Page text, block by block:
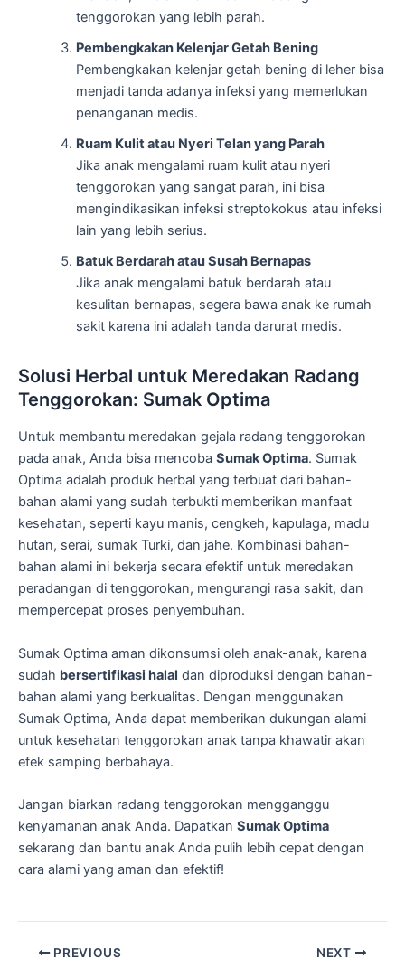
tenggorokan yang lebih parah.
Pembengkakan Kelenjar Getah Bening
Pembengkakan kelenjar getah bening di leher bisa
menjadi tanda adanya infeksi yang memerlukan
penanganan medis.
Ruam Kulit atau Nyeri Telan yang Parah
Jika anak mengalami ruam kulit atau nyeri
tenggorokan yang sangat parah, ini bisa
mengindikasikan infeksi streptokokus atau infeksi
lain yang lebih serius.
Batuk Berdarah atau Susah Bernapas
Jika anak mengalami batuk berdarah atau
kesulitan bernapas, segera bawa anak ke rumah
sakit karena ini adalah tanda darurat medis.
Solusi Herbal untuk Meredakan Radang
Tenggorokan: Sumak Optima
Untuk membantu meredakan gejala radang tenggorokan
pada anak, Anda bisa mencoba Sumak Optima. Sumak
Optima adalah produk herbal yang terbuat dari bahan-
bahan alami yang sudah terbukti memberikan manfaat
kesehatan, seperti kayu manis, cengkeh, kapulaga, madu
hutan, serai, sumak Turki, dan jahe. Kombinasi bahan-
bahan alami ini bekerja secara efektif untuk meredakan
peradangan di tenggorokan, mengurangi rasa sakit, dan
mempercepat proses penyembuhan.
Sumak Optima aman dikonsumsi oleh anak-anak, karena
sudah bersertifikasi halal dan diproduksi dengan bahan-
bahan alami yang berkualitas. Dengan menggunakan
Sumak Optima, Anda dapat memberikan dukungan alami
untuk kesehatan tenggorokan anak tanpa khawatir akan
efek samping berbahaya.
Jangan biarkan radang tenggorokan mengganggu
kenyamanan anak Anda. Dapatkan Sumak Optima
sekarang dan bantu anak Anda pulih lebih cepat dengan
cara alami yang aman dan efektif!
PREVIOUS NEXT